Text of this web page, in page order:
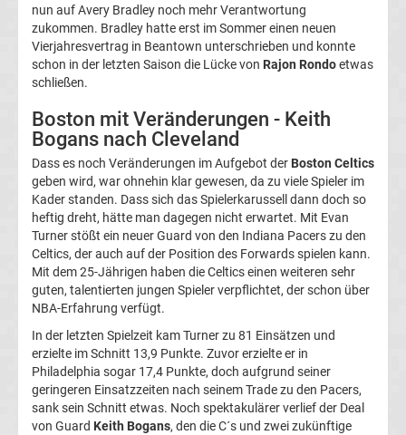
2.
Liga
Ergebnisse
3.
Liga
Ergebnisse
3.
Liga
Tabelle
DFB-
nun auf Avery Bradley noch mehr Verantwortung
zukommen. Bradley hatte erst im Sommer einen neuen
Vierjahresvertrag in Beantown unterschrieben und konnte
schon in der letzten Saison die Lücke von Rajon Rondoetwas
schließen.
Boston mit Veränderungen - Keith
Bogans nach Cleveland
Dass es noch Veränderungen im Aufgebot der Boston Celtics
geben wird, war ohnehin klar gewesen, da zu viele Spieler im
Kader standen. Dass sich das Spielerkarussell dann doch so
heftig dreht, hätte man dagegen nicht erwartet. Mit Evan
Turner stößt ein neuer Guard von den Indiana Pacers zu den
Celtics, der auch auf der Position des Forwards spielen kann.
Mit dem 25-Jährigen haben die Celtics einen weiteren sehr
guten, talentierten jungen Spieler verpflichtet, der schon über
NBA-Erfahrung verfügt.
In der letzten Spielzeit kam Turner zu 81 Einsätzen und
erzielte im Schnitt 13,9 Punkte. Zuvor erzielte er in
Philadelphia sogar 17,4 Punkte, doch aufgrund seiner
geringeren Einsatzzeiten nach seinem Trade zu den Pacers,
sank sein Schnitt etwas. Noch spektakulärer verlief der Deal
von Guard Keith Bogans, den die C´s und zwei zukünftige